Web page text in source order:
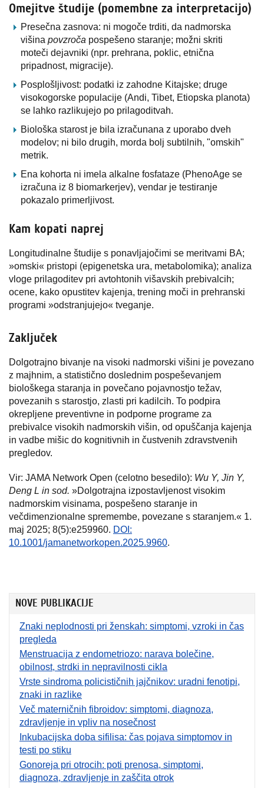
Omejitve študije (pomembne za interpretacijo)
Presečna zasnova: ni mogoče trditi, da nadmorska
višina povzroča pospešeno staranje; možni skriti
moteči dejavniki (npr. prehrana, poklic, etnična
pripadnost, migracije).
Posplošljivost: podatki iz zahodne Kitajske; druge
visokogorske populacije (Andi, Tibet, Etiopska planota)
se lahko razlikujejo po prilagoditvah.
Biološka starost je bila izračunana z uporabo dveh
modelov; ni bilo drugih, morda bolj subtilnih, "omskih"
metrik.
Ena kohorta ni imela alkalne fosfataze (PhenoAge se
izračuna iz 8 biomarkerjev), vendar je testiranje
pokazalo primerljivost.
Kam kopati naprej
Longitudinalne študije s ponavljajočimi se meritvami BA;
»omski« pristopi (epigenetska ura, metabolomika); analiza
vloge prilagoditev pri avtohtonih višavskih prebivalcih;
ocene, kako opustitev kajenja, trening moči in prehranski
programi »odstranjujejo« tveganje.
Zaključek
Dolgotrajno bivanje na visoki nadmorski višini je povezano
z majhnim, a statistično doslednim pospeševanjem
biološkega staranja in povečano pojavnostjo težav,
povezanih s starostjo, zlasti pri kadilcih. To podpira
okrepljene preventivne in podporne programe za
prebivalce visokih nadmorskih višin, od opuščanja kajenja
in vadbe mišic do kognitivnih in čustvenih zdravstvenih
pregledov.
Vir: JAMA Network Open (celotno besedilo): Wu Y, Jin Y,
Deng L in sod. »Dolgotrajna izpostavljenost visokim
nadmorskim visinama, pospešeno staranje in
večdimenzionalne spremembe, povezane s staranjem.« 1.
maj 2025; 8(5):e259960. DOI:
10.1001/jamanetworkopen.2025.9960.
NOVE PUBLIKACIJE
Znaki neplodnosti pri ženskah: simptomi, vzroki in čas
pregleda
Menstruacija z endometriozo: narava bolečine,
obilnost, strdki in nepravilnosti cikla
Vrste sindroma policističnih jajčnikov: uradni fenotipi,
znaki in razlike
Več materničnih fibroidov: simptomi, diagnoza,
zdravljenje in vpliv na nosečnost
Inkubacijska doba sifilisa: čas pojava simptomov in
testi po stiku
Gonoreja pri otrocih: poti prenosa, simptomi,
diagnoza, zdravljenje in zaščita otrok